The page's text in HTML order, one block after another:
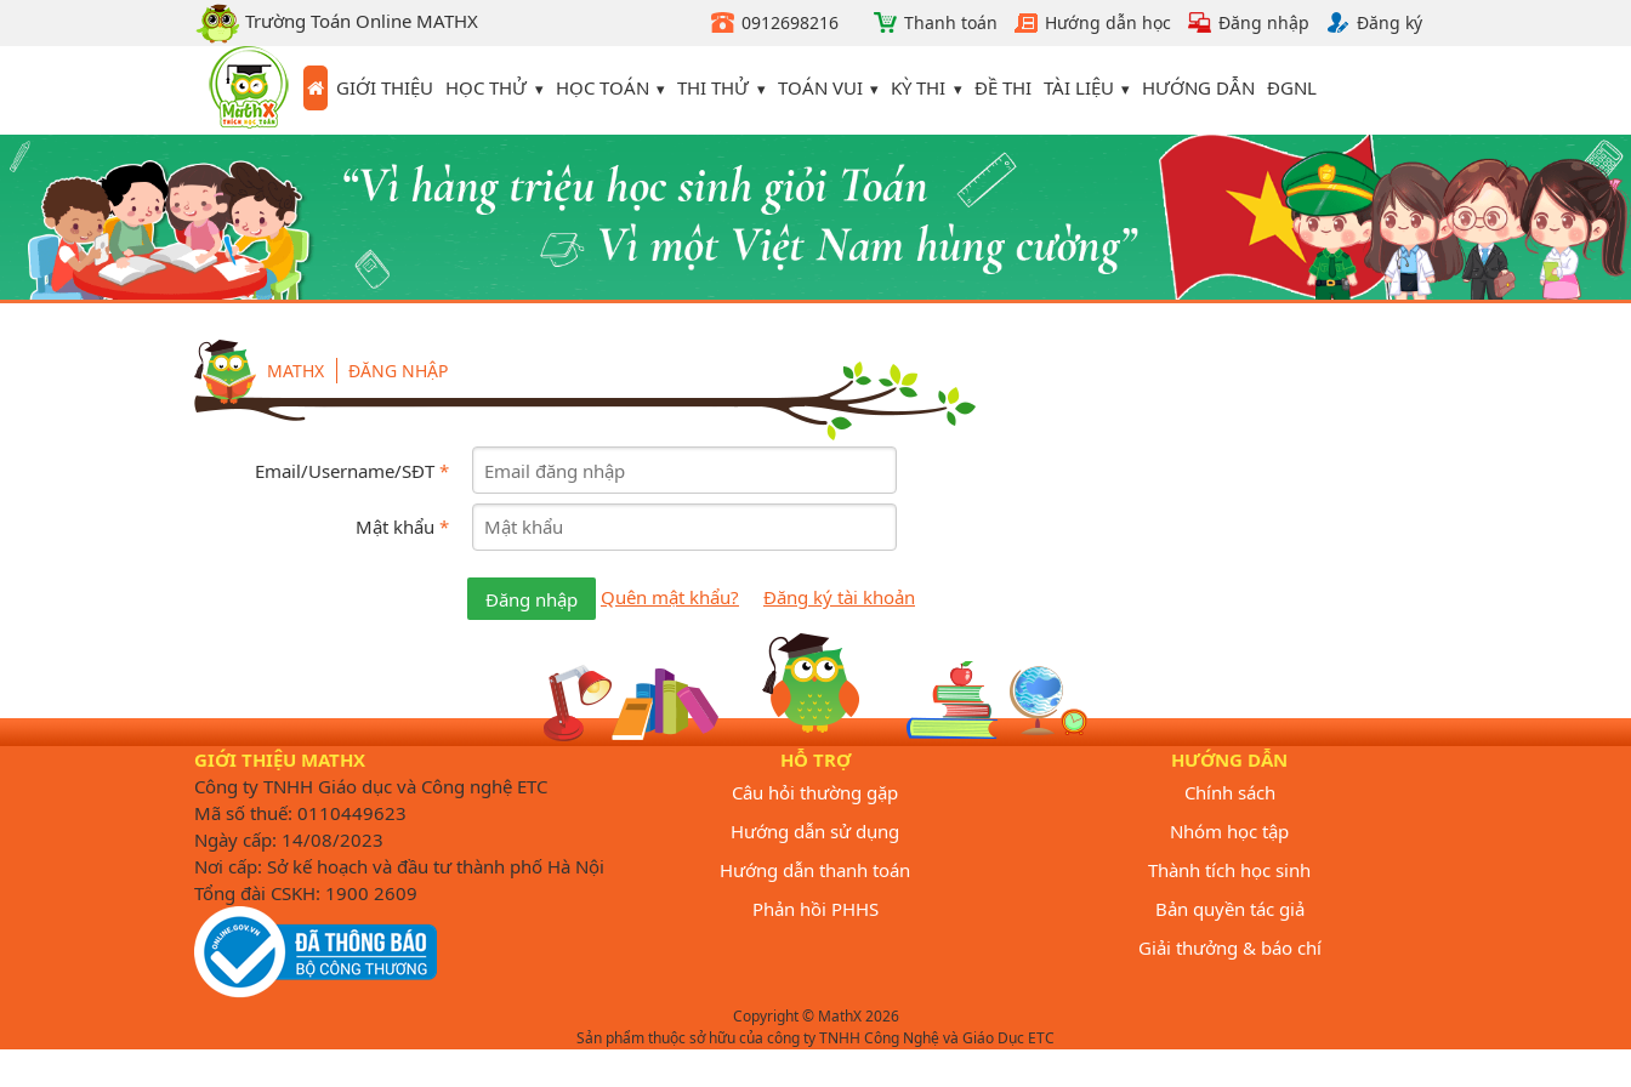
Trường Toán Online MATHX 0912698216 Thanh toán Hướng dẫn học Đăng nhập Đăng ký
GIỚI THIỆU HỌC THỬ HỌC TOÁN THI THỬ TOÁN VUI KỲ THI ĐỀ THI TÀI LIỆU HƯỚNG DẪN ĐGNL
MATHX ĐĂNG NHẬP
Email/Username/SĐT*
Mật khẩu *
Đăng nhập Quên mật khẩu? Đăng ký tài khoản
GIỚI THIỆU MATHX
Công ty TNHH Giáo dục và Công nghệ ETC
Mã số thuế: 0110449623
Ngày cấp: 14/08/2023
Nơi cấp: Sở kế hoạch và đầu tư thành phố Hà Nội
Tổng đài CSKH: 1900 2609
HỖ TRỢ
Câu hỏi thường gặp
Hướng dẫn sử dụng
Hướng dẫn thanh toán
Phản hồi PHHS
HƯỚNG DẪN
Chính sách
Nhóm học tập
Thành tích học sinh
Bản quyền tác giả
Giải thưởng & báo chí
Copyright © MathX 2026
Sản phẩm thuộc sở hữu của công ty TNHH Công Nghệ và Giáo Dục ETC